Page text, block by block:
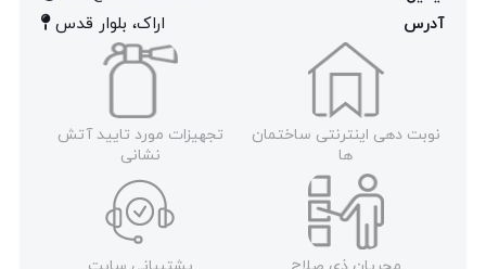
آدرس
اراک، بلوار قدس
نوبت دهی اینترنتی ساختمان
ها
تجهیزات مورد تایید آتش
نشانی